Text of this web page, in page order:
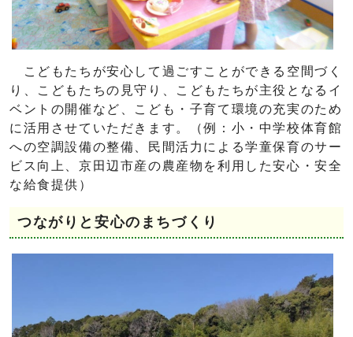
こどもたちが安心して過ごすことができる空間づく
り、こどもたちの見守り、こどもたちが主役となるイ
ベントの開催など、こども・子育て環境の充実のため
に活用させていただきます。（例：小・中学校体育館
への空調設備の整備、民間活力による学童保育のサー
ビス向上、京田辺市産の農産物を利用した安心・安全
な給食提供）
つながりと安心のまちづくり